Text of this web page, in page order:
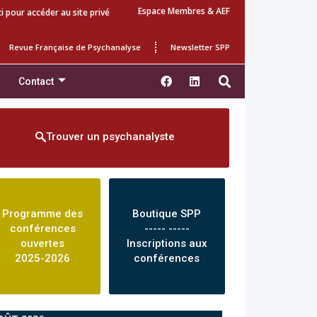
pour accéder au site privé Espace Membres & AEF
Revue Française de Psychanalyse Newsletter SPP
Contact
Trouver un psychanalyste
Programme des
conférences
ouvertes
2025-2026
Boutique SPP
----- -----
Inscriptions aux
conférences